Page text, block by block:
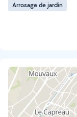
Arrosage de jardin